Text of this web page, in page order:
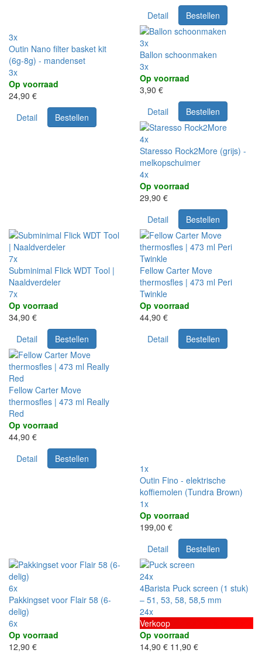
3x
Outin Nano filter basket kit
(6g-8g) - mandenset
3x
Op voorraad
24,90 €
Detail
Bestellen
Detail
Bestellen
3x
Ballon schoonmaken
3x
Op voorraad
3,90 €
Detail
Bestellen
4x
Staresso Rock2More (grijs) -
melkopschuimer
4x
Op voorraad
29,90 €
Detail
Bestellen
7x
Subminimal Flick WDT Tool |
Naaldverdeler
7x
Op voorraad
34,90 €
Detail
Bestellen
Fellow Carter Move
thermosfles | 473 ml Peri
Twinkle
Op voorraad
44,90 €
Detail
Bestellen
Fellow Carter Move
thermosfles | 473 ml Really
Red
Op voorraad
44,90 €
Detail
Bestellen
1x
Outin Fino - elektrische
koffiemolen (Tundra Brown)
1x
Op voorraad
199,00 €
Detail
Bestellen
6x
Pakkingset voor Flair 58 (6-
delig)
6x
Op voorraad
12,90 €
24x
4Barista Puck screen (1 stuk)
– 51, 53, 58, 58,5 mm
24x
Verkoop
Op voorraad
14,90 € 11,90 €